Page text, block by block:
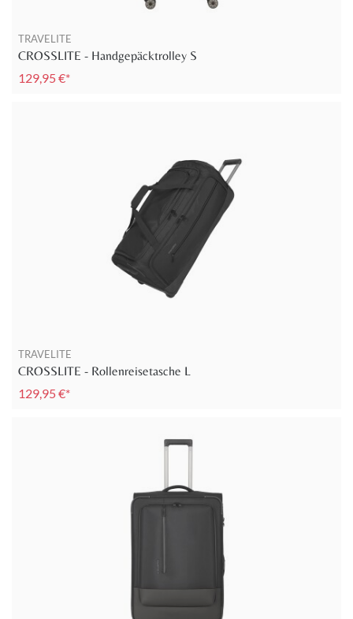
TRAVELITE
CROSSLITE - Handgepäcktrolley S
129,95 €*
TRAVELITE
CROSSLITE - Rollenreisetasche L
129,95 €*